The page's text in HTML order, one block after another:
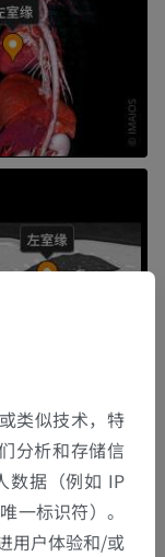
类似技术，特
分析和存储信
数据（例如 IP
一标识符）。
用户体验和/或